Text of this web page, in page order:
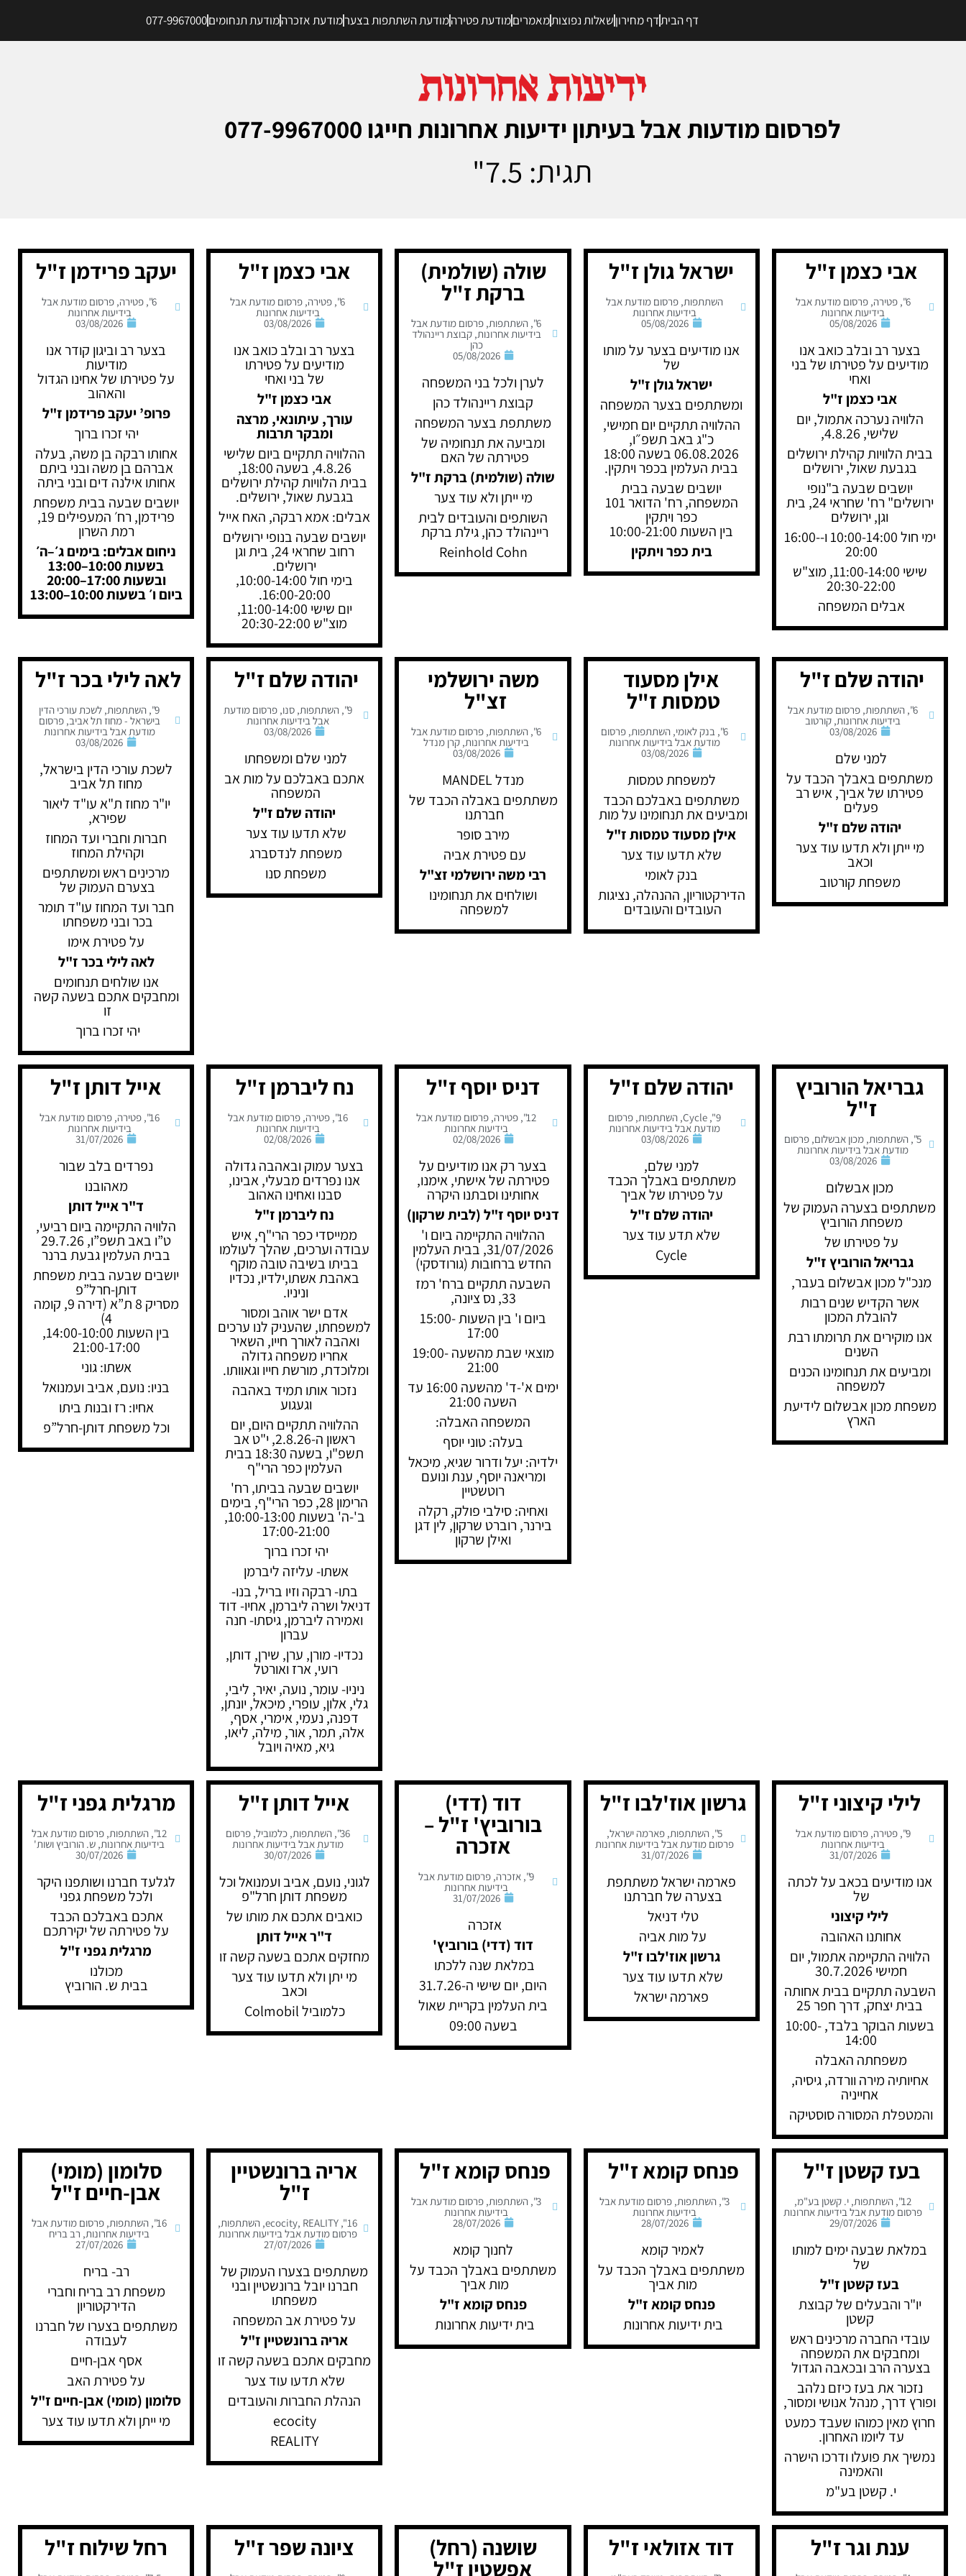
דף הביתדף מחירוןשאלות נפוצותמאמריםמודעת פטירהמודעת השתתפות בצערמודעת אזכרהמודעת תנחומים077-9967000
לפרסום מודעות אבל בעיתון ידיעות אחרונות חייגו 077-9967000
תגית: 7.5"
אבי כצמן ז"ל
6"
,פטירה,פרסום מודעת אבל
בידיעות אחרונות
05/08/2026
בצער רב ובלב כואב אנו
מודיעים על פטירתו של בני
ואחי
אבי כצמן ז"ל
הלוויה נערכה אתמול, יום
שלישי, 4.8.26,
בבית הלוויות קהילת ירושלים
בגבעת שאול, ירושלים
יושבים שבעה ב"נופי
ירושלים" רח' שחראי 24, בית
וגן, ירושלים
ימי חול 10:00-14:00 ו-16:00-
20:00
שישי 11:00-14:00, מוצ"ש
20:30-22:00
אבלים המשפחה
ישראל גולן ז"ל
השתתפות, פרסום מודעת אבל
בידיעות אחרונות
05/08/2026
אנו מודיעים בצער על מותו
של
ישראל גולן ז"ל
ומשתתפים בצער המשפחה
ההלוויה תתקיים יום חמישי,
כ"ג באב תשפ״ו,
06.08.2026 בשעה 18:00
בבית העלמין בכפר ויתקין.
יושבים שבעה בבית
המשפחה, רח' הדואר 101
כפר ויתקין
בין השעות 10:00-21:00
בית כפר ויתקין
שולה (שולמית)
ברקת ז"ל
6"
, השתתפות, פרסום מודעת אבל
בידיעות אחרונות,קבוצת ריינהולד
כהן
05/08/2026
לערן ולכל בני המשפחה
קבוצת ריינהולד כהן
משתתפת בצער המשפחה
ומביעה את תנחומיה של
פטירתה של האם
שולה (שולמית) ברקת ז"ל
מי ייתן ולא עוד צער
השותפים והעובדים לבית
ריינהולד כהן, גילת ברקת
Reinhold Cohn
אבי כצמן ז"ל
6"
, פטירה, פרסום מודעת אבל
בידיעות אחרונות
03/08/2026
בצער רב ובלב כואב אנו
מודיעים על פטירתו
של בני ואחי
אבי כצמן ז"ל
עורך, עיתונאי, מרצה
ומבקר תרבות
ההלוויה תתקיים ביום שלישי
4.8.26, בשעה 18:00,
בבית הלוויות קהילת ירושלים
בגבעת שאול, ירושלים.
אבלים: אמא רבקה, האח אייל
יושבים שבעה בנופי ירושלים
רחוב שחראי 24, בית וגן
ירושלים.
בימי חול 10:00-14:00,
16:00-20:00.
יום שישי 11:00-14:00,
מוצ"ש 20:30-22:00
יעקב פרידמן ז"ל
6"
, פטירה, פרסום מודעת אבל
בידיעות אחרונות
03/08/2026
בצער רב וביגון קודר אנו
מודיעות
על פטירתו של אחינו הגדול
והאהוב
פרופ’ יעקב פרידמן ז"ל
יהי זכרו ברוך
אחותו רבקה בן משה, בעלה
אברהם בן משה ובני ביתם
אחותו אילנה דים ובני ביתה
יושבים שבעה בבית משפחת
פרידמן, רח׳ המעפילים 19,
רמת השרון
ניחום אבלים: בימים ג׳–ה׳
בשעות 10:00–13:00
ובשעות 17:00–20:00
ביום ו׳ בשעות 10:00–13:00
יהודה שלם ז"ל
6"
, השתתפות, פרסום מודעת אבל
בידיעות אחרונות, קורטוב
03/08/2026
למני שלם
משתתפים באבלך הכבד על
פטירתו של אביך, איש רב
פעלים
יהודה שלם ז"ל
מי ייתן ולא תדעו עוד צער
וכאב
משפחת קורטוב
אילן מסעוד
טמסות ז"ל
6"
, בנק לאומי, השתתפות, פרסום
מודעת אבל בידיעות אחרונות
03/08/2026
למשפחת טמסות
משתתפים באבלכם הכבד
ומביעים את תנחומינו על מות
אילן מסעוד טמסות ז"ל
שלא תדעו עוד צער
בנק לאומי
הדירקטוריון, ההנהלה, נציגות
העובדים והעובדים
משה ירושלמי
זצ"ל
6"
, השתתפות, פרסום מודעת אבל
בידיעות אחרונות, קרן מנדל
03/08/2026
מנדל MANDEL
משתתפים באבלה הכבד של
חברתנו
מירב סופר
עם פטירת אביה
רבי משה ירושלמי זצ"ל
ושולחים את תנחומינו
למשפחה
יהודה שלם ז"ל
9"
,השתתפות,סנו,פרסום מודעת
אבל בידיעות אחרונות
03/08/2026
למני שלם ומשפחתו
אתכם באבלכם על מות אב
המשפחה
יהודה שלם ז"ל
שלא תדעו עוד צער
משפחת לנדסברג
משפחת סנו
לאה לילי בכר ז"ל
9"
, השתתפות, לשכת עורכי הדין
בישראל - מחוז תל אביב,פרסום
מודעת אבל בידיעות אחרונות
03/08/2026
לשכת עורכי הדין בישראל,
מחוז תל אביב
יו"ר מחוז ת"א עו"ד ליאור
שפירא,
חברות וחברי ועד המחוז
וקהילת המחוז
מרכינים ראש ומשתתפים
בצערם העמוק של
חבר ועד המחוז עו"ד תומר
בכר ובני משפחתו
על פטירת אימו
לאה לילי בכר ז"ל
אנו שולחים תנחומים
ומחבקים אתכם בשעה קשה
זו
יהי זכרו ברוך
גבריאל הורוביץ
ז"ל
5"
, השתתפות, מכון אבשלום, פרסום
מודעת אבל בידיעות אחרונות
03/08/2026
מכון אבשלום
משתתפים בצערה העמוק של
משפחת הורוביץ
על פטירתו של
גבריאל הורוביץ ז"ל
מנכ"ל מכון אבשלום בעבר,
אשר הקדיש שנים רבות
להובלת המכון
אנו מוקירים את תרומתו רבת
השנים
ומביעים את תנחומינו הכנים
למשפחה
משפחת מכון אבשלום לידיעת
הארץ
יהודה שלם ז"ל
9"
,
Cycle
, השתתפות, פרסום
מודעת אבל בידיעות אחרונות
03/08/2026
למני שלם,
משתתפים באבלך הכבד
על פטירתו של אביך
יהודה שלם ז"ל
שלא תדע עוד צער
Cycle
דניס יוסף ז"ל
12"
, פטירה, פרסום מודעת אבל
בידיעות אחרונות
02/08/2026
בצער רק אנו מודיעים על
פטירתה של אישתי, אימנו,
אחותינו וסבתנו היקרה
דניס יוסף ז"ל (לבית שרקון)
ההלוויה התקיימה ביום ו'
31/07/2026, בבית העלמין
החדש ברחובות (גורודסקי)
השבעה תתקיים ברח' רמז
33, נס ציונה,
ביום ו' בין השעות 15:00-
17:00
מוצאי שבת מהשעה 19:00-
21:00
ימים א'-ד' מהשעה 16:00 עד
השעה 21:00
המשפחה האבלה:
בעלה: טוני יוסף
ילדיה: יעל ודרור שגיא, מיכאל
ומריאנה יוסף, ענת ונועם
רוטשטיין
ואחיה: סילבי פולק, רקלה
בירנר, רוברט שרקון, לין דגן
ואילן שרקון
נח ליברמן ז"ל
16"
,פטירה,פרסום מודעת אבל
בידיעות אחרונות
02/08/2026
בצער עמוק ובאהבה גדולה
אנו נפרדים מבעלי, אבינו,
סבנו ואחינו האהוב
נח ליברמן ז"ל
ממייסדי כפר הרי"ף, איש
עבודה וערכים, שהלך לעולמו
בביתו בשיבה טובה מוקף
באהבת אשתו,ילדיו, נכדיו
וניניו.
אדם ישר אוהב ומסור
למשפחתו, שהעניק לנו ערכים
ואהבה לאורך חייו, השאיר
אחריו משפחה גדולה
ומלוכדת, מורשת חייו וגאוותו.
נזכור אותו תמיד באהבה
וגעגוע
ההלוויה תתקיים היום, יום
ראשון ה-2.8.26, י"ט אב
תשפ"ו, בשעה 18:30 בבית
העלמין כפר הרי"ף
יושבים שבעה בביתו, רח'
הרימון 28, כפר הרי"ף, בימים
ב'-ה' בשעות 10:00-13:00,
17:00-21:00
יהי זכרו ברוך
אשתו- עליזה ליברמן
בתו- רבקה וזיו בריל, בנו-
דניאל ושרה ליברמן, אחיו- דוד
ואמירה ליברמן, גיסתו- חנה
עברון
נכדיו- מורן, ערן, שירן, דותן,
רועי, ארז ואורטל
ניניו- עומר, נועה, יאיר, ליבי,
גלי, אלון, עופרי, מיכאל, יונתן,
דפנה, נעמי, אימרי, אסף,
אלה, תמר, אור, מילה, ליאו,
גיא, מאיה ויובל
אייל דותן ז"ל
16"
,פטירה,פרסום מודעת אבל
בידיעות אחרונות
31/07/2026
נפרדים בלב שבור
מאהובנו
ד"ר אייל דותן
הלוויה התקיימה ביום רביעי,
ט”ו באב תשפ”ו, 29.7.26
בבית העלמין גבעת ברנר
יושבים שבעה בבית משפחת
דותן-חרל”פ
מסריק 8 ת”א (דירה 9, קומה
4)
בין השעות 14:00-10:00,
21:00-17:00
אשתו: גוני
בניו: נועם, אביב ועמנואל
אחיו: רז ובנות ביתו
וכל משפחת דותן-חרל”פ
לילי קיצוני ז"ל
9"
,פטירה,פרסום מודעת אבל
בידיעות אחרונות
31/07/2026
אנו מודיעים בכאב על לכתה
של
לילי קיצוני
אחותנו האהובה
הלוויה התקיימה אתמול, יום
חמישי 30.7.2026
השבעה תתקיים בבית אחותה
בבית יצחק, דרך חפר 25
בשעות הבוקר בלבד, 10:00-
14:00
משפחתה האבלה
אחיותיה מירה וורדה, גיסיה,
אחייניה
והמטפלת המסורה סוסטיקה
גרשון אוז'לבו ז"ל
5"
, השתתפות, פארמה ישראל,
פרסום מודעת אבל בידיעות אחרונות
31/07/2026
פארמה ישראל משתתפת
בצערה של חברתנו
טלי דניאל
על מות אביה
גרשון אוז'לבו ז"ל
שלא תדעו עוד צער
פארמה ישראל
דוד (דדי)
בורוביץ' ז"ל –
אזכרה
9"
, אזכרה, פרסום מודעת אבל
בידיעות אחרונות
31/07/2026
אזכרה
דוד (דדי) בורוביץ'
במלאת שנה ללכתו
היום, יום שישי ה-31.7.26
בית העלמין בקריית שאול
בשעה 09:00
אייל דותן ז"ל
36"
,השתתפות,כלמוביל,פרסום
מודעת אבל בידיעות אחרונות
30/07/2026
לגוני, נועם, אביב ועמנואל וכל
משפחת דותן חרל"פ
כואבים אתכם את מותו של
ד"ר אייל דותן
מחזקים אתכם בשעה קשה זו
מי יתן ולא תדעו עוד צער
וכאב
כלמוביל Colmobil
מרגלית גפני ז"ל
12"
, השתתפות, פרסום מודעת אבל
בידיעות אחרונות, ש. הורוביץ ושות'
30/07/2026
לגלעד חברנו ושותפנו היקר
ולכל משפחת גפני
אתכם באבלכם הכבד
על פטירתה של יקירתכם
מרגלית גפני ז"ל
מכולנו
בבית ש. הורוביץ
בעז קשטן ז"ל
12"
, השתתפות, י. קשטן בע"מ,
פרסום מודעת אבל בידיעות אחרונות
29/07/2026
במלאת שבעה ימים למותו
של
בעז קשטן ז"ל
יו"ר והבעלים של קבוצת
קשטן
עובדי החברה מרכינים ראש
ומחבקים את המשפחה
בצערה הרב ובכאבה הגדול
נזכור את בעז כיזם נלהב
ופורץ דרך, מנהל אנושי ומסור,
חרוץ מאין כמוהו שעבד כמעט
עד ליומו האחרון.
נמשיך את פועלו ודרכו הישרה
והאמינה
י. קשטן בע"מ
פנחס קומא ז"ל
3"
, השתתפות, פרסום מודעת אבל
בידיעות אחרונות
28/07/2026
לאמיר קומא
משתתפים באבלך הכבד על
מות אביך
פנחס קומא ז"ל
בית ידיעות אחרונות
פנחס קומא ז"ל
3"
, השתתפות, פרסום מודעת אבל
בידיעות אחרונות
28/07/2026
לחנוך קומא
משתתפים באבלך הכבד על
מות אביך
פנחס קומאז"ל
בית ידיעות אחרונות
אריה ברונשטיין
ז"ל
16"
,
ecocity, REALITY
, השתתפות,
פרסום מודעת אבל בידיעות אחרונות
27/07/2026
משתתפים בצערו העמוק של
חברנו יובל ברונשטיין ובני
משפחתו
על פטירת אב המשפחה
אריה ברונשטיין ז"ל
מחבקים אתכם בשעה קשה זו
שלא תדעו עוד צער
הנהלת החברות והעובדים
ecocity
REALITY
סלומון (מומי)
אבן-חיים ז"ל
16"
, השתתפות, פרסום מודעת אבל
בידיעות אחרונות, רב בריח
27/07/2026
רב- בריח
משפחת רב בריח וחברי
הדירקטוריון
משתתפים בצערו של חברנו
לעבודה
אסף אבן-חיים
על פטירת האב
סלומון (מומי) אבן-חיים ז"ל
מי ייתן ולא תדעו עוד צער
ענת וגר ז"ל דוד אזולאי ז"ל שושנה (רחל)
אפשטין ז"ל
ציונה שפר ז"ל רחל שילוח ז"ל